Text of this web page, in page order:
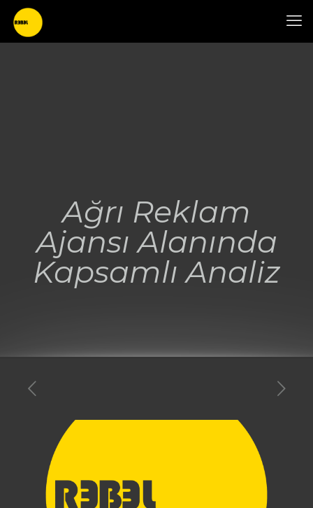
Ağrı Reklam
Ajansı Alanında
Kapsamlı Analiz